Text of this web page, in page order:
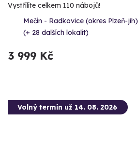
Vystřílíte celkem 110 nábojů!
Mečín - Radkovice (okres Plzeň-jih)
(+ 28 dalších lokalit)
3 999 Kč
Volný termín už 14. 08. 2026